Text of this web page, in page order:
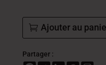
Ajouter au
Partager :